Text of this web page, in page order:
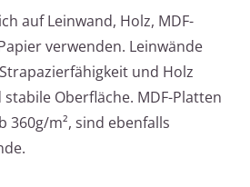
auf Leinwand, Holz, MDF-
verwenden. Leinwände
und Holz
Oberfläche. MDF-Platten
360g/m², sind ebenfalls